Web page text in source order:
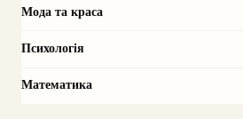
Мода та краса
Психологія
Математика